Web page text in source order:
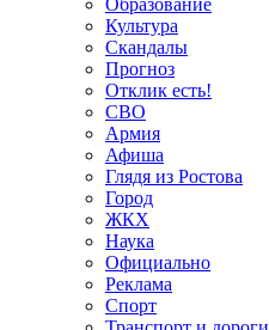
Образование
Культура
Скандалы
Прогноз
Отклик есть!
СВО
Армия
Афиша
Глядя из Ростова
Город
ЖКХ
Наука
Официально
Реклама
Спорт